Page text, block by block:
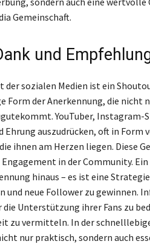
Gemeinschaft.
und
der sozialen Medien ist ein
Form der Anerkennung, die nicht
YouTuber,
Ehrung auszudrücken, oft in
ihnen am Herzen liegen. Diese
in der Community.
hinaus – es ist eine
und neue Follower zu gewinnen.
Unterstützung ihrer Fans zu
zu vermitteln. In der
nur praktisch, sondern auch